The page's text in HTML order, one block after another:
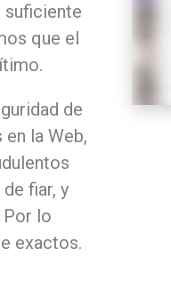
suficiente
que el
de
la Web,
fiar, y
Por lo
exactos.